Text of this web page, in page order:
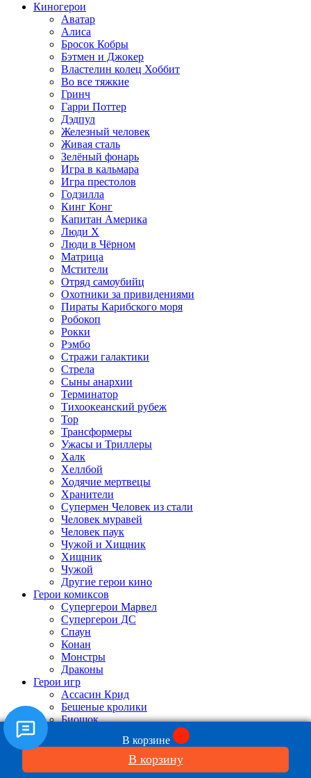
В корзине
В корзину
Киногерои
Аватар
Алиса
Бросок Кобры
Бэтмен и Джокер
Властелин колец Хоббит
Во все тяжкие
Гринч
Гарри Поттер
Дэдпул
Железный человек
Живая сталь
Зелёный фонарь
Игра в кальмара
Игра престолов
Годзилла
Кинг Конг
Капитан Америка
Люди X
Люди в Чёрном
Матрица
Мстители
Отряд самоубийц
Охотники за привидениями
Пираты Карибского моря
Робокоп
Рокки
Рэмбо
Стражи галактики
Стрела
Сыны анархии
Терминатор
Тихоокеанский рубеж
Тор
Трансформеры
Ужасы и Триллеры
Халк
Хеллбой
Ходячие мертвецы
Хранители
Супермен Человек из стали
Человек муравей
Человек паук
Чужой и Хищник
Хищник
Чужой
Другие герои кино
Герои комиксов
Супергерои Марвел
Супергерои ДС
Спаун
Конан
Монстры
Драконы
Герои игр
Ассасин Крид
Бешеные кролики
Биошок
Вархаммер